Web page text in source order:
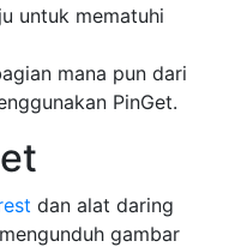
untuk mematuhi
mana pun dari
PinGet.
dan alat daring
gambar